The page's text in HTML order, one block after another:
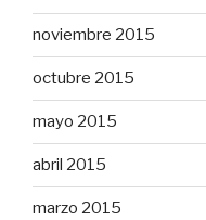
noviembre 2015
octubre 2015
mayo 2015
abril 2015
marzo 2015